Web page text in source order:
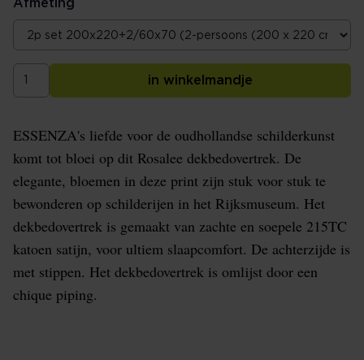
Afmeting
in winkelmandje
ESSENZA's liefde voor de oudhollandse schilderkunst
komt tot bloei op dit Rosalee dekbedovertrek. De
elegante, bloemen in deze print zijn stuk voor stuk te
bewonderen op schilderijen in het Rijksmuseum. Het
dekbedovertrek is gemaakt van zachte en soepele 215TC
katoen satijn, voor ultiem slaapcomfort. De achterzijde is
met stippen. Het dekbedovertrek is omlijst door een
chique piping.